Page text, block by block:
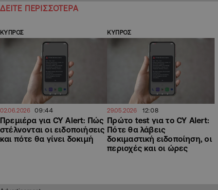
ΔΕΙΤΕ ΠΕΡΙΣΣΟΤΕΡΑ
ΚΥΠΡΟΣ
02.06.2026 09:44
Πρεμιέρα για CY Alert: Πώς
στέλνονται οι ειδοποιήσεις
και πότε θα γίνει δοκιμή
ΚΥΠΡΟΣ
29.05.2026 12:08
Πρώτο test για το CY Alert:
Πότε θα λάβεις
δοκιμαστική ειδοποίηση, οι
περιοχές και οι ώρες